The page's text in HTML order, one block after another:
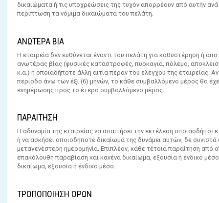
δικαιώματα ή τις υποχρεώσεις της τυχόν απορρέουν από αυτήν
περίπτωση τα νόμιμα δικαιώματα του πελάτη.
ΑΝΩΤΕΡΑ ΒΙΑ
Η εταιρεία δεν ευθύνεται έναντι του πελάτη για καθυστέρηση ή
ανωτέρας βίας (φυσικές καταστροφές, πυρκαγιά, πόλεμο,
κ.α.) ή οποιαδήποτε άλλη αιτία πέραν του ελέγχου της εταιρείας.
περίοδο άνω των έξι (6) μηνών, το κάθε συμβαλλόμενο μέρος θα
ενημέρωσης προς το έτερο συμβαλλόμενο μέρος.
ΠΑΡΑΙΤΗΣΗ
Η αδυναμία της εταιρείας να απαιτήσει την εκτέλεση
ή να ασκήσει οποιοδήποτε δικαίωμά της δυνάμει αυτών, δε
μεταγενέστερη ημερομηνία. Επιπλέον, κάθε τέτοια παραίτηση
επακόλουθη παραβίαση και κανένα δικαίωμα, εξουσία ή ένδικο
δικαίωμα, εξουσία ή ένδικο μέσο.
ΤΡΟΠΟΠΟΙΗΣΗ ΟΡΩΝ